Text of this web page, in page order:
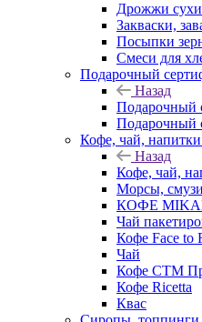
Дрожжи
Закваски,
Посыпки
Смеси для
Подарочный
Назад
Подарочный
Подарочный
Кофе, чай, напитки
Назад
Кофе, чай,
Морсы, смузи
КОФЕ
Чай
Кофе Face to
Чай
Кофе СТМ
Кофе Ricetta
Квас